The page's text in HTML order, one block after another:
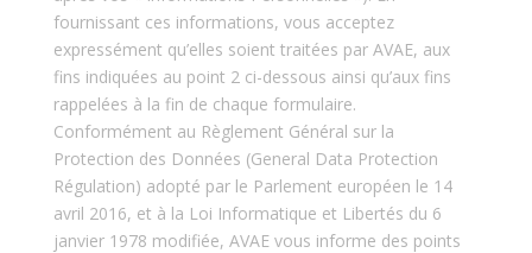
fournissant ces informations, vous acceptez
expressément qu’elles soient traitées par AVAE, aux
fins indiquées au point 2 ci-dessous ainsi qu’aux fins
rappelées à la fin de chaque formulaire.
Conformément au Règlement Général sur la
Protection des Données (General Data Protection
Régulation) adopté par le Parlement européen le 14
avril 2016, et à la Loi Informatique et Libertés du 6
janvier 1978 modifiée, AVAE vous informe des points